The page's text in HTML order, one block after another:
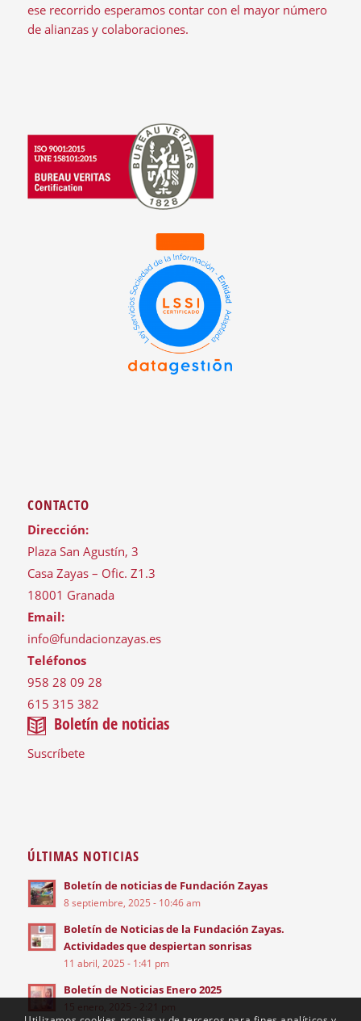
ese recorrido esperamos contar con el mayor número
de alianzas y colaboraciones.
CONTACTO
Dirección:
Plaza San Agustín, 3
Casa Zayas – Ofic. Z1.3
18001 Granada
Email:
info@fundacionzayas.es
Teléfonos
958 28 09 28
615 315 382
Boletín de noticias
Suscríbete
ÚLTIMAS NOTICIAS
Boletín de noticias de Fundación Zayas
8 septiembre, 2025 - 10:46 am
Boletín de Noticias de la Fundación Zayas.
Actividades que despiertan sonrisas
11 abril, 2025 - 1:41 pm
Boletín de Noticias Enero 2025
15 enero, 2025 - 2:21 pm